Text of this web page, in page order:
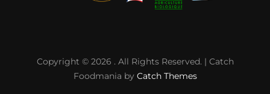
Copyright © 2026 . All Rights Reserved. | Catch
Foodmania by Catch Themes